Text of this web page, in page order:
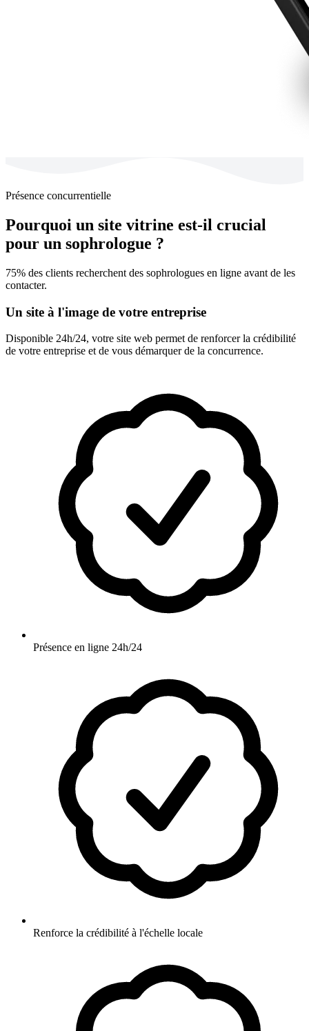
Présence concurrentielle
Pourquoi un site vitrine est-il crucial
pour un sophrologue ?
75% des clients recherchent des sophrologues en ligne avant de les
contacter.
Un site à l'image de votre entreprise
Disponible 24h/24, votre site web permet de renforcer la crédibilité
de votre entreprise et de vous démarquer de la concurrence.
Présence en ligne 24h/24
Renforce la crédibilité à l'échelle locale